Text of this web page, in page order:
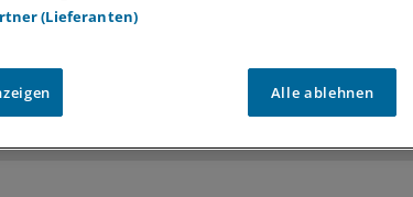
auf allemedizinischen Berichte und Kommentare
Voraussetzungen für den Zugang
(Lieferanten)
Alle ablehnen